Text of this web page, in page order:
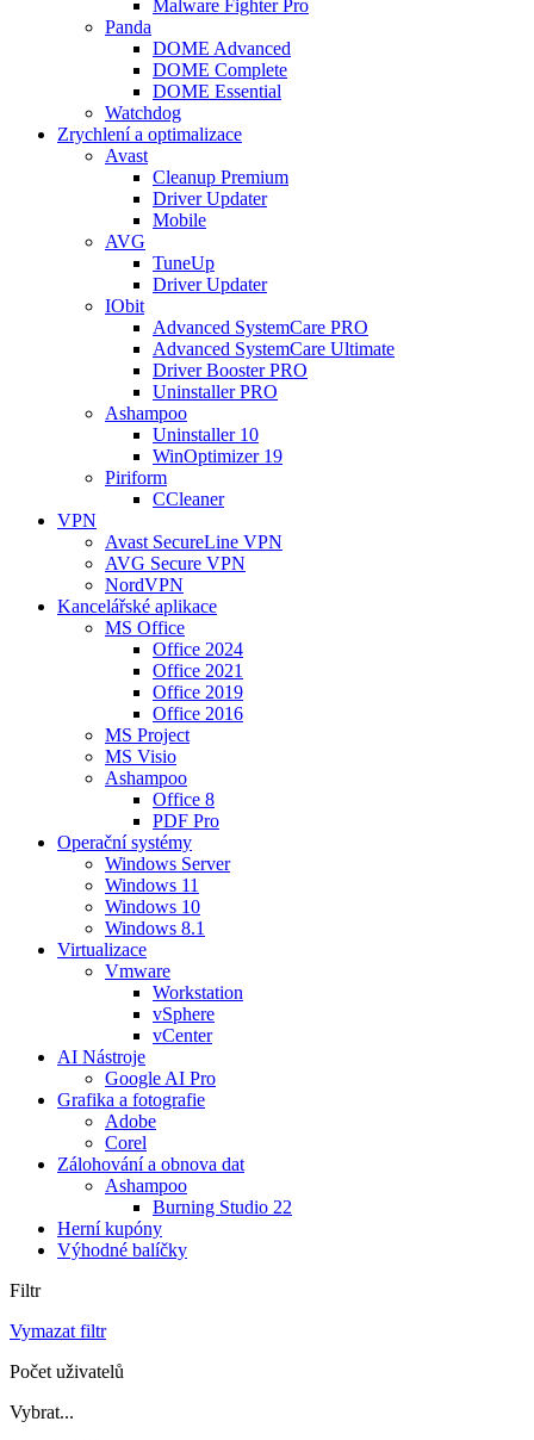
Malware Fighter Pro
Panda
DOME Advanced
DOME Complete
DOME Essential
Watchdog
Zrychlení a optimalizace
Avast
Cleanup Premium
Driver Updater
Mobile
AVG
TuneUp
Driver Updater
IObit
Advanced SystemCare PRO
Advanced SystemCare Ultimate
Driver Booster PRO
Uninstaller PRO
Ashampoo
Uninstaller 10
WinOptimizer 19
Piriform
CCleaner
VPN
Avast SecureLine VPN
AVG Secure VPN
NordVPN
Kancelářské aplikace
MS Office
Office 2024
Office 2021
Office 2019
Office 2016
MS Project
MS Visio
Ashampoo
Office 8
PDF Pro
Operační systémy
Windows Server
Windows 11
Windows 10
Windows 8.1
Virtualizace
Vmware
Workstation
vSphere
vCenter
AI Nástroje
Google AI Pro
Grafika a fotografie
Adobe
Corel
Zálohování a obnova dat
Ashampoo
Burning Studio 22
Herní kupóny
Výhodné balíčky
Filtr
Vymazat filtr
Počet uživatelů
Vybrat...